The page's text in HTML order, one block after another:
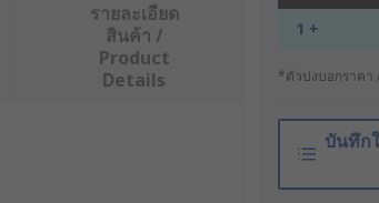
1 +
*ตัวบ่งบอกราคา
บันทึก
รายละเอียด
สินค้า /
Product
Details